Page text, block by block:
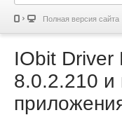
Полная версия сайта
IObit Driver
8.0.2.210 и